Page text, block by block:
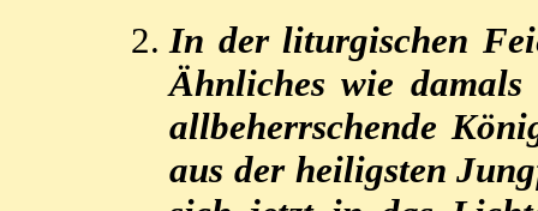
In der liturgischen
Ähnliches wie
allbeherrschende
aus der heiligsten